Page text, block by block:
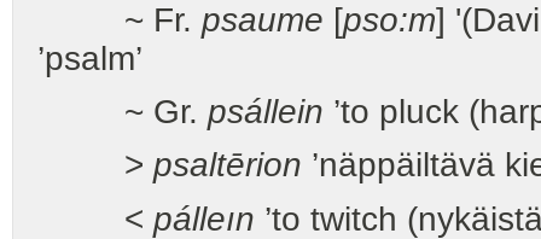
~ Fr. psaume [pso:m]
’psalm’
~ Gr. psállein ’to pluck
> psaltērion ’näppäiltävä
< pálleın ’to twitch